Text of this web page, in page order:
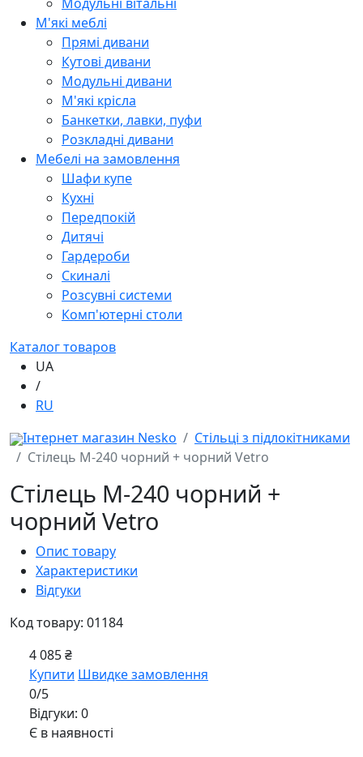
М'які меблі
Прямі дивани
Кутові дивани
Модульні дивани
М'які крісла
Банкетки, лавки, пуфи
Розкладні дивани
Мебелі на замовлення
Шафи купе
Кухні
Передпокій
Дитячі
Гардероби
Скиналі
Розсувні системи
Комп'ютерні столи
Каталог товаров
UA
/
RU
Інтернет магазин Nesko
Стільці з підлокітниками
Стілець M-240 чорний + чорний Vetro
Стілець M-240 чорний +
чорний Vetro
Опис товару
Характеристики
Відгуки
Код товару: 01184
4 085 ₴
Купити Швидке замовлення
0/5
Відгуки: 0
Є в наявності